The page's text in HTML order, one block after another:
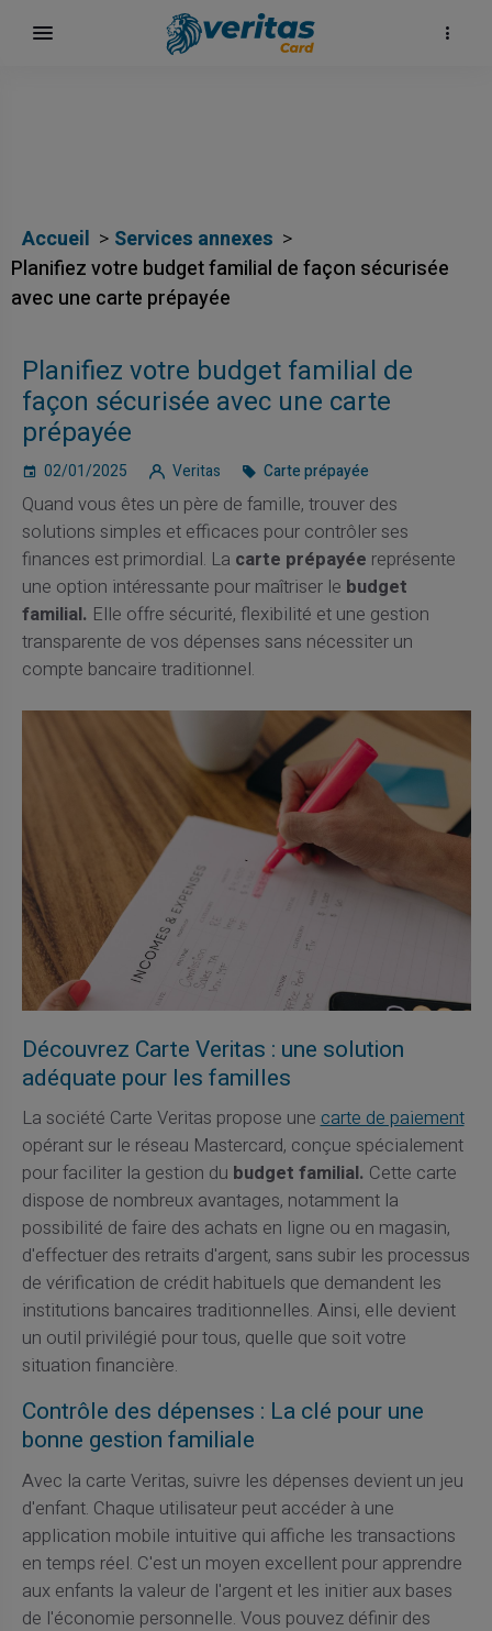
Accueil
Services annexes
Planifiez votre budget familial de façon sécurisée
avec une carte prépayée
Planifiez votre budget familial de
façon sécurisée avec une carte
prépayée
02/01/2025 Veritas Carte prépayée
Quand vous êtes un père de famille, trouver des
solutions simples et efficaces pour contrôler ses
finances est primordial. La carte prépayée représente
une option intéressante pour maîtriser le budget
familial. Elle offre sécurité, flexibilité et une gestion
transparente de vos dépenses sans nécessiter un
compte bancaire traditionnel.
Découvrez Carte Veritas : une solution
adéquate pour les familles
La société Carte Veritas propose unecarte de paiement
opérant sur le réseau Mastercard, conçue spécialement
pour faciliter la gestion du budget familial. Cette carte
dispose de nombreux avantages, notamment la
possibilité de faire des achats en ligne ou en magasin,
d'effectuer des retraits d'argent, sans subir les processus
de vérification de crédit habituels que demandent les
institutions bancaires traditionnelles. Ainsi, elle devient
un outil privilégié pour tous, quelle que soit votre
situation financière.
Contrôle des dépenses : La clé pour une
bonne gestion familiale
Avec la carte Veritas, suivre les dépenses devient un jeu
d'enfant. Chaque utilisateur peut accéder à une
application mobile intuitive qui affiche les transactions
en temps réel. C'est un moyen excellent pour apprendre
aux enfants la valeur de l'argent et les initier aux bases
de l'économie personnelle. Vous pouvez définir des